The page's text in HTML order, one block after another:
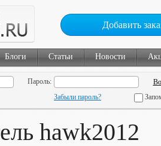
Добавить
Блоги Статьи Новости
Пароль:
Забыли пароль?
hawk2012